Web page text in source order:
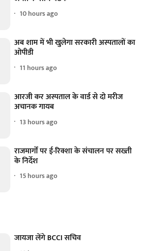
10 hours ago
अब शाम में भी खुलेगा सरकारी अस्पतालों का
ओपीडी
11 hours ago
आरजी कर अस्पताल के वार्ड से दो मरीज
अचानक गायब
13 hours ago
राजमार्गों पर ई-रिक्शा के संचालन पर सख्ती
के निर्देश
15 hours ago
जायजा लेंगे BCCI सचिव